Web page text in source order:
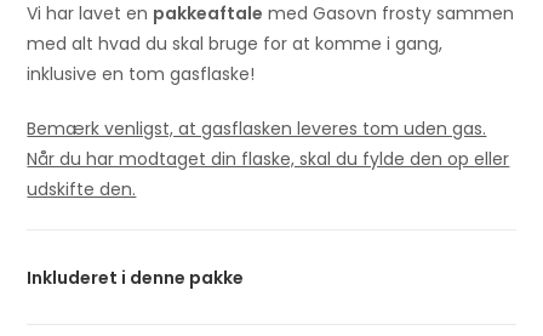
Vi har lavet en pakkeaftale med Gasovn frosty sammen
med alt hvad du skal bruge for at komme i gang,
inklusive en tom gasflaske!
Bemærk venligst, at gasflasken leveres tom uden gas.
Når du har modtaget din flaske, skal du fylde den op eller
udskifte den.
Inkluderet i denne pakke